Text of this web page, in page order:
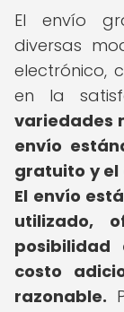
El envío
diversas
electrónico,
en la
variedades
envío
gratuito y
El envío
utilizado,
posibilidad
costo
razonable.